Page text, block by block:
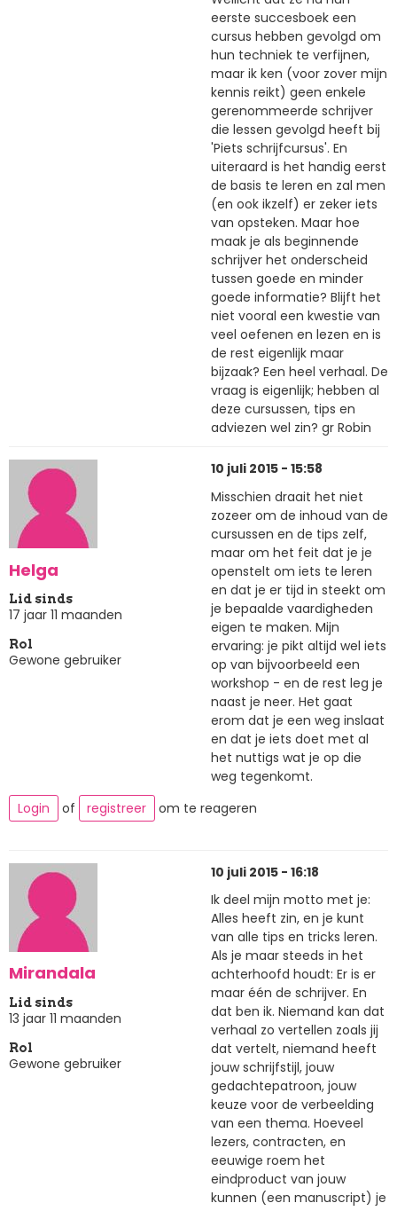
eerste succesboek een
cursus hebben gevolgd om
hun techniek te verfijnen,
maar ik ken (voor zover mijn
kennis reikt) geen enkele
gerenommeerde schrijver
die lessen gevolgd heeft bij
'Piets schrijfcursus'. En
uiteraard is het handig eerst
de basis te leren en zal men
(en ook ikzelf) er zeker iets
van opsteken. Maar hoe
maak je als beginnende
schrijver het onderscheid
tussen goede en minder
goede informatie? Blijft het
niet vooral een kwestie van
veel oefenen en lezen en is
de rest eigenlijk maar
bijzaak? Een heel verhaal. De
vraag is eigenlijk; hebben al
deze cursussen, tips en
adviezen wel zin? gr Robin
Helga
Lid sinds
17 jaar 11 maanden
Rol
Gewone gebruiker
10 juli 2015 - 15:58
Misschien draait het niet
zozeer om de inhoud van de
cursussen en de tips zelf,
maar om het feit dat je je
openstelt om iets te leren
en dat je er tijd in steekt om
je bepaalde vaardigheden
eigen te maken. Mijn
ervaring: je pikt altijd wel iets
op van bijvoorbeeld een
workshop - en de rest leg je
naast je neer. Het gaat
erom dat je een weg inslaat
en dat je iets doet met al
het nuttigs wat je op die
weg tegenkomt.
Login
of registreer om te reageren
Mirandala
Lid sinds
13 jaar 11 maanden
Rol
Gewone gebruiker
10 juli 2015 - 16:18
Ik deel mijn motto met je:
Alles heeft zin, en je kunt
van alle tips en tricks leren.
Als je maar steeds in het
achterhoofd houdt: Er is er
maar één de schrijver. En
dat ben ik. Niemand kan dat
verhaal zo vertellen zoals jij
dat vertelt, niemand heeft
jouw schrijfstijl, jouw
gedachtepatroon, jouw
keuze voor de verbeelding
van een thema. Hoeveel
lezers, contracten, en
eeuwige roem het
eindproduct van jouw
kunnen (een manuscript) je